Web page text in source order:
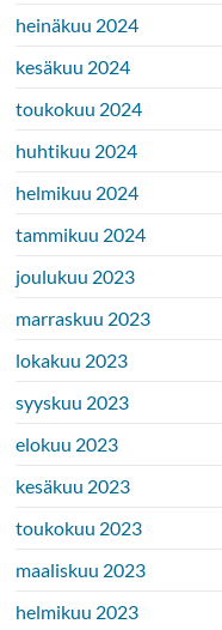
heinäkuu 2024
kesäkuu 2024
toukokuu 2024
huhtikuu 2024
helmikuu 2024
tammikuu 2024
joulukuu 2023
marraskuu 2023
lokakuu 2023
syyskuu 2023
elokuu 2023
kesäkuu 2023
toukokuu 2023
maaliskuu 2023
helmikuu 2023